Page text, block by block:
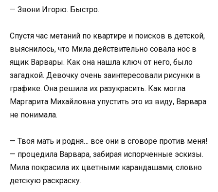
— Звони Игорю. Быстро.
Спустя час метаний по квартире и поисков в детской,
выяснилось, что Мила действительно совала нос в
ящик Варвары. Как она нашла ключ от него, было
загадкой. Девочку очень заинтересовали рисунки в
графике. Она решила их разукрасить. Как могла
Маргарита Михайловна упустить это из виду, Варвара
не понимала.
— Твоя мать и родня… все они в сговоре против меня!
— процедила Варвара, забирая испорченные эскизы.
Мила покрасила их цветными карандашами, словно
детскую раскраску.